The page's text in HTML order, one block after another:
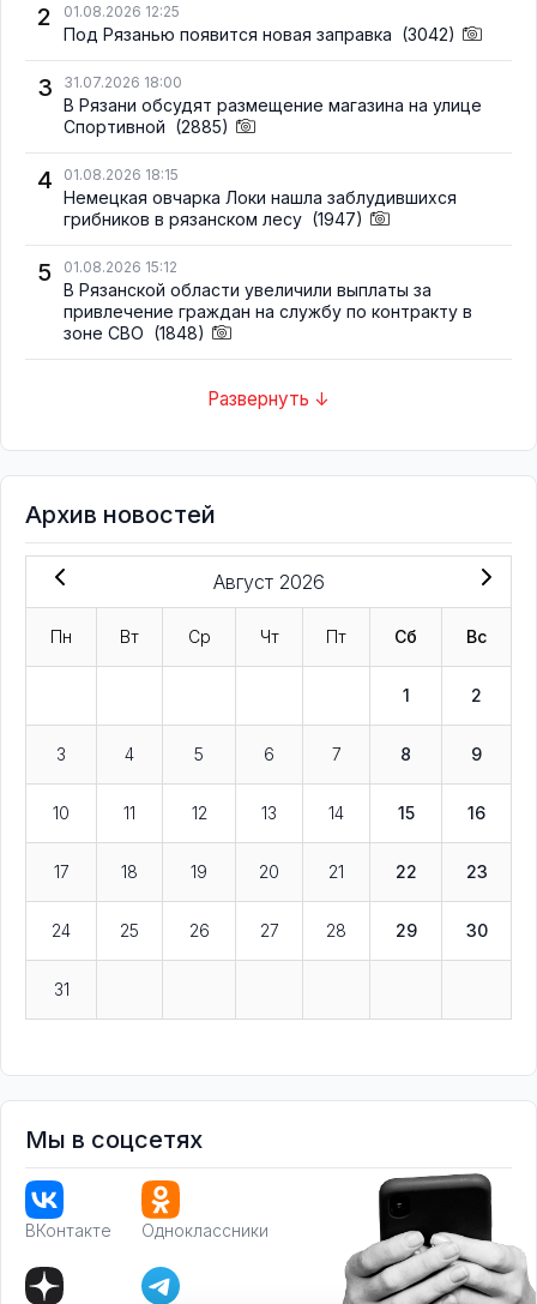
2 01.08.2026 12:25
Под Рязанью появится новая заправка (3042)
3 31.07.2026 18:00
В Рязани обсудят размещение магазина на улице
Спортивной (2885)
4 01.08.2026 18:15
Немецкая овчарка Локи нашла заблудившихся
грибников в рязанском лесу (1947)
5 01.08.2026 15:12
В Рязанской области увеличили выплаты за
привлечение граждан на службу по контракту в
зоне СВО (1848)
Развернуть ↓
Архив новостей
Август 2026
Пн Вт Ср Чт Пт Сб Вс
1 2
3 4 5 6 7 8 9
10 11 12 13 14 15 16
17 18 19 20 21 22 23
24 25 26 27 28 29 30
31
Мы в соцсетях
ВКонтакте Одноклассники